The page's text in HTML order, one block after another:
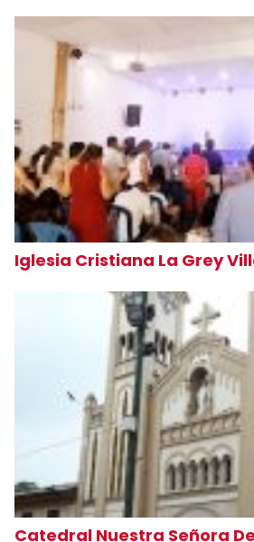
Iglesia Cristiana La Grey
Catedral Nuestra Señora